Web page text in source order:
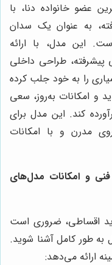
عضو خانواده دنا، با
به عنوان یک سدان
این مدل، با ارائه
پیشرفته، طراحی داخلی
را به خود جلب کرده
و امکانات به‌روز، سعی
کند. این مدل برای
مدرن و با امکانات
و امکانات مدل‌های
اقساطی، ضروری است
طور کامل آشنا شوید.
ارائه می‌دهد: